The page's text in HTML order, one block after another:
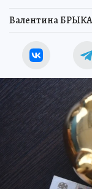
Валентина